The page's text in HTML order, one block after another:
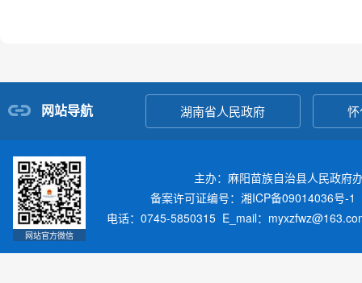
网站导航 湖南省人民政府
网站官方微信
主办：麻阳苗族自治县人民政
备案许可证编号：湘ICP备09014036号-1
电话：0745-5850315 E_mail：